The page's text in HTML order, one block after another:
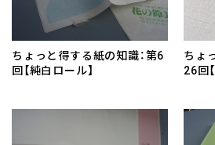
ちょっと得する紙の知識：第6
回【純白ロール】
ちょ
26回